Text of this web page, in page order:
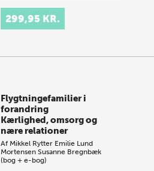
299,95 KR.
Flygtningefamilier i
forandring
Kærlighed, omsorg og
nære relationer
Af Mikkel Rytter Emilie Lund
Mortensen Susanne Bregnbæk
(bog + e-bog)